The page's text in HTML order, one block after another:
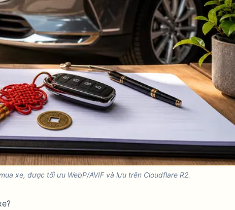
xe, được tối ưu WebP/AVIF và lưu trên Cloudflare R2.